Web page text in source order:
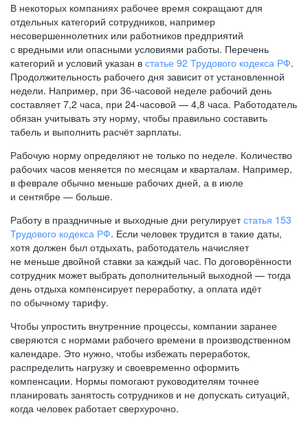
В некоторых компаниях рабочее время сокращают для
отдельных категорий сотрудников, например
несовершеннолетних или работников предприятий
с вредными или опасными условиями работы. Перечень
категорий и условий указан в статье 92 Трудового кодекса РФ.
Продолжительность рабочего дня зависит от установленной
недели. Например, при 36-часовой неделе рабочий день
составляет 7,2 часа, при 24-часовой — 4,8 часа. Работодатель
обязан учитывать эту норму, чтобы правильно составить
табель и выполнить расчёт зарплаты.
Рабочую норму определяют не только по неделе. Количество
рабочих часов меняется по месяцам и кварталам. Например,
в феврале обычно меньше рабочих дней, а в июле
и сентябре — больше.
Работу в праздничные и выходные дни регулируетстатья 153
Трудового кодекса РФ. Если человек трудится в такие даты,
хотя должен был отдыхать, работодатель начисляет
не меньше двойной ставки за каждый час. По договорённости
сотрудник может выбрать дополнительный выходной — тогда
день отдыха компенсирует переработку, а оплата идёт
по обычному тарифу.
Чтобы упростить внутренние процессы, компании заранее
сверяются с нормами рабочего времени в производственном
календаре. Это нужно, чтобы избежать переработок,
распределить нагрузку и своевременно оформить
компенсации. Нормы помогают руководителям точнее
планировать занятость сотрудников и не допускать ситуаций,
когда человек работает сверхурочно.